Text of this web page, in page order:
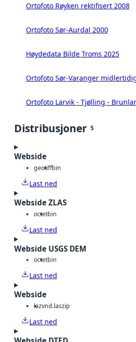
Ortofoto Røyken rektifisert 2008
Ortofoto Sør-Aurdal 2000
Høydedata Bilde Troms 2025
Ortofoto Sør-Varanger
Ortofoto Larvik - Tjølling -
Distribusjoner 5
Webside
geotiffbin
Last ned
Webside ZLAS
octetbin
Last ned
Webside USGS DEM
octetbin
Last ned
Webside
lazvnd.laszip
Last ned